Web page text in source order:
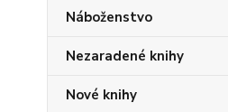
Náboženstvo
Nezaradené knihy
Nové knihy